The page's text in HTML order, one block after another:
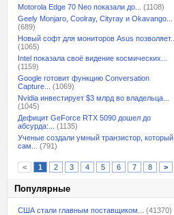
Motorola Edge 70 Neo показали до...
(1108)
Geely Monjaro, Coolray, Cityray и Okavango...
(689)
Новый софт для мониторов Asus позволяет...
(1065)
Intel показала своё видение космических...
(1159)
Google готовит функцию Conversation
Capture...
(1069)
Nvidia инвестирует $3 млрд во владельца...
(1045)
Дефицит GeForce RTX 5090 дошел до
абсурда:...
(1135)
Ученые создали умный транзистор, который
сам...
(791)
< 1 2 3 4 5 6 7 8 >
Популярные
США стали главным поставщиком...
(41370)